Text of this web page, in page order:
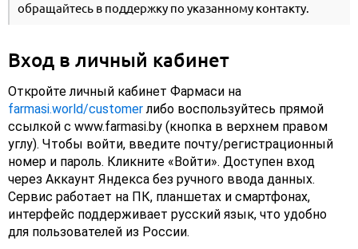
обращайтесь в поддержку по указанному контакту.
Вход в личный кабинет
Откройте личный кабинет Фармаси на
farmasi.world/customerлибо воспользуйтесь прямой
ссылкой с www.farmasi.by (кнопка в верхнем правом
углу). Чтобы войти, введите почту/регистрационный
номер и пароль. Кликните «Войти». Доступен вход
через Аккаунт Яндекса без ручного ввода данных.
Сервис работает на ПК, планшетах и смартфонах,
интерфейс поддерживает русский язык, что удобно
для пользователей из России.